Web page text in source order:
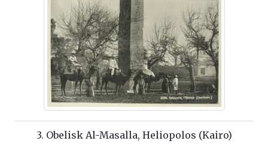
3. Obelisk Al-Masalla, Heliopolos (Kairo)